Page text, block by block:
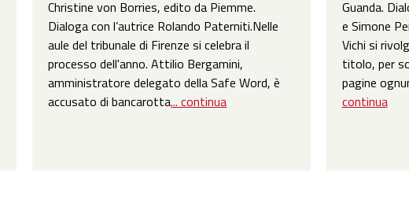
Christine von Borries, edito da Piemme.
Dialoga con l’autrice Rolando Paterniti.Nelle
aule del tribunale di Firenze si celebra il
processo dell'anno. Attilio Bergamini,
amministratore delegato della Safe Word, è
accusato di bancarotta... continua
Guanda.
e Simone
Vichi si
titolo, per
pagine
continua